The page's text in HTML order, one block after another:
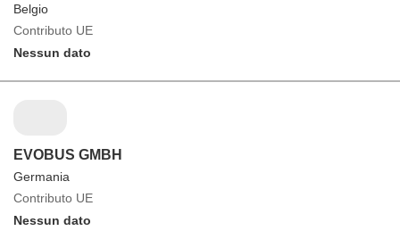
Belgio
Contributo UE
Nessun dato
EVOBUS GMBH
Germania
Contributo UE
Nessun dato